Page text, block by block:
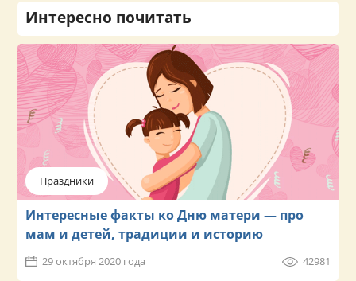
Интересно почитать
Праздники
Интересные факты ко Дню матери — про
мам и детей, традиции и историю
29 октября 2020 года 42981